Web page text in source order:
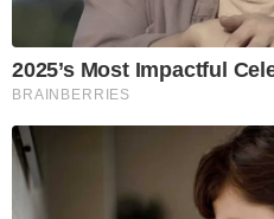
2025’s Most Impactful
BRAINBERRIES